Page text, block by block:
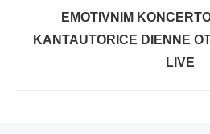
post:
EMOTIVNIM
KANTAUTORICE DIENNE
LIVE